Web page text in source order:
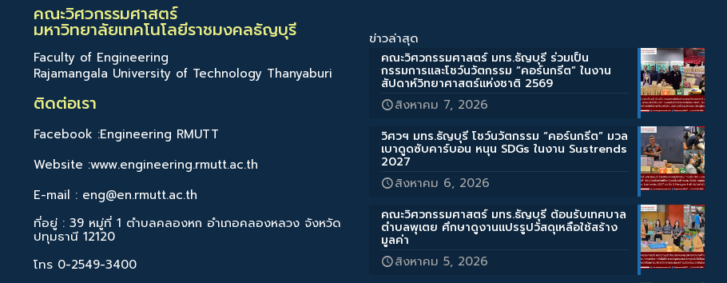
คณะวิศวกรรมศาสตร์
มหาวิทยาลัยเทคโนโลยีราชมงคลธัญบุรี
Faculty of Engineering
Rajamangala University of Technology Thanyaburi
ติดต่อเรา
Facebook :Engineering RMUTT
Website :www.engineering.rmutt.ac.th
E-mail : eng@en.rmutt.ac.th
ที่อยู่ : 39 หมู่ที่ 1 ตำบลคลองหก อำเภอคลองหลวง จังหวัด
ปทุมธานี 12120
โทร 0-2549-3400
ข่าวล่าสุด
คณะวิศวกรรมศาสตร์ มทร.ธัญบุรี ร่วมเป็น
กรรมการและโชว์นวัตกรรม “คอร์นกรีต” ในงาน
สัปดาห์วิทยาศาสตร์แห่งชาติ 2569
สิงหาคม 7, 2026
วิศวฯ มทร.ธัญบุรี โชว์นวัตกรรม “คอร์นกรีต” มวล
เบาดูดซับคาร์บอน หนุน SDGs ในงาน Sustrends
2027
สิงหาคม 6, 2026
คณะวิศวกรรมศาสตร์ มทร.ธัญบุรี ต้อนรับเทศบาล
ตำบลพุเตย ศึกษาดูงานแปรรูปวัสดุเหลือใช้สร้าง
มูลค่า
สิงหาคม 5, 2026